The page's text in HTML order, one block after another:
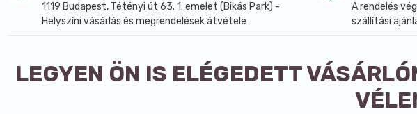
1119 Budapest, Tétényi út 63. 1. emelet (Bikás Park) -
Helyszíni vásárlás és megrendelések átvétele
A rendelés
szállítási
LEGYEN ÖN IS ELÉGEDETT